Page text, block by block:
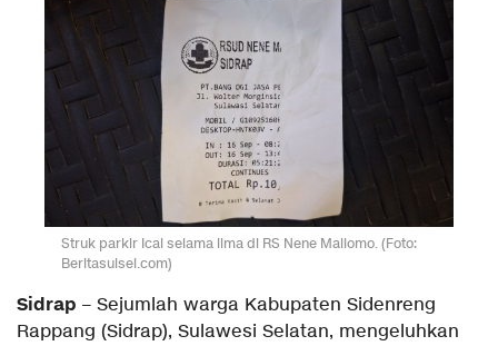
Struk parkir Ical selama lima di RS Nene Mallomo. (Foto:
Beritasulsel.com)
Sidrap – Sejumlah warga Kabupaten Sidenreng
Rappang (Sidrap), Sulawesi Selatan, mengeluhkan